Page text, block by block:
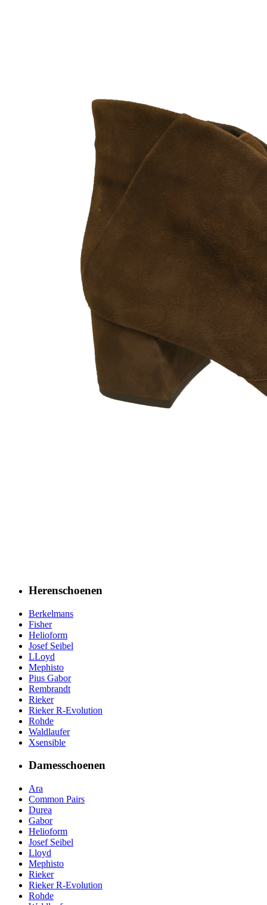
Herenschoenen
Berkelmans
Fisher
Helioform
Josef Seibel
LLoyd
Mephisto
Pius Gabor
Rembrandt
Rieker
Rieker R-Evolution
Rohde
Waldlaufer
Xsensible
Damesschoenen
Ara
Common Pairs
Durea
Gabor
Helioform
Josef Seibel
Lloyd
Mephisto
Rieker
Rieker R-Evolution
Rohde